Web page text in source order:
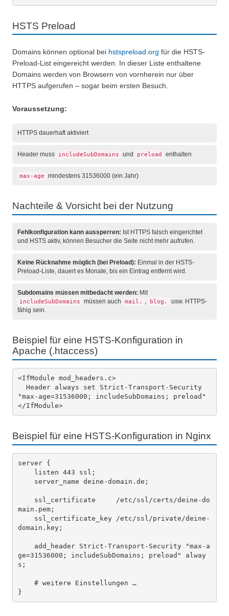
HSTS Preload
Domains können optional bei hstspreload.org für die HSTS-
Preload-List eingereicht werden. In dieser Liste enthaltene
Domains werden von Browsern von vornherein nur über
HTTPS aufgerufen – sogar beim ersten Besuch.
Voraussetzung:
HTTPS dauerhaft aktiviert
Header muss includeSubDomains und preload enthalten
max-age mindestens 31536000 (ein Jahr)
Nachteile & Vorsicht bei der Nutzung
Fehlkonfiguration kann aussperren: Ist HTTPS falsch eingerichtet
und HSTS aktiv, können Besucher die Seite nicht mehr aufrufen.
Keine Rücknahme möglich (bei Preload): Einmal in der HSTS-
Preload-Liste, dauert es Monate, bis ein Eintrag entfernt wird.
Subdomains müssen mitbedacht werden: Mit
includeSubDomains müssen auch mail. , blog.
usw. HTTPS-
fähig sein.
Beispiel für eine HSTS-Konfiguration in
Apache (.htaccess)
<IfModule mod_headers.c>
"max-age=31536000; includeSubDomains; preload"
</IfModule>
Beispiel für eine HSTS-Konfiguration in Nginx
server {
main.pem;
domain.key;
ge=31536000; includeSubDomains; preload" alway
s;